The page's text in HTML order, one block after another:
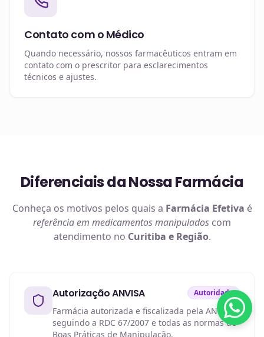
Contato com o Médico
Quando necessário, nossos farmacêuticos entram em
contato com o prescritor para esclarecimentos
técnicos e ajustes.
Diferenciais da Nossa Farmácia
Conheça os motivos pelos quais a Farmácia Efetiva é
referência em medicamentos manipulados com
atendimento no Curitiba e Região.
Autorização ANVISA Autoridade
Farmácia autorizada e fiscalizada pela ANVISA,
seguindo a RDC 67/2007 e todas as normas de
Boas Práticas de Manipulação.